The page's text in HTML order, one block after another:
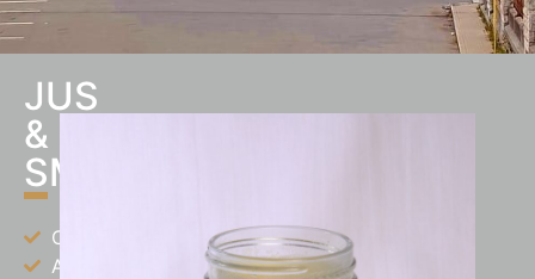
JUS
&
SMOOTHIE
Orange
Ananas